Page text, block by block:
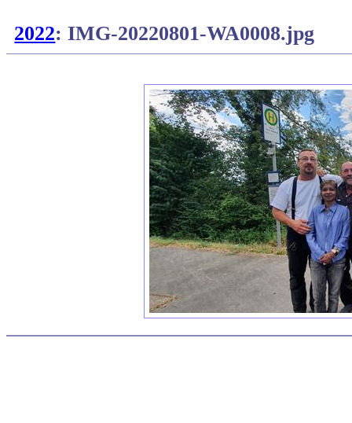
2022: IMG-20220801-WA0008.jpg